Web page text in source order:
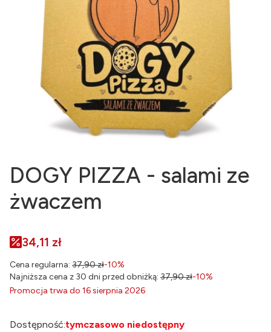
DOGY PIZZA - salami ze
żwaczem
34,11 zł
Cena regularna: 37,90 zł-10%
Najniższa cena z 30 dni przed obniżką: 37,90 zł-10%
Promocja trwa do 16 sierpnia 2026
Dostępność:tymczasowo niedostępny